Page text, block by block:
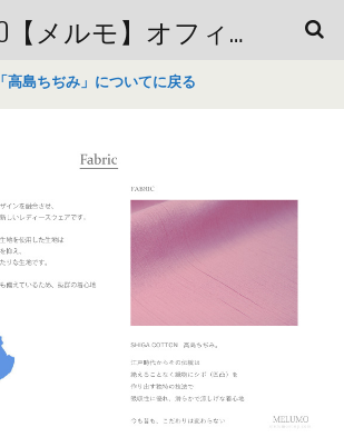
MELUMO【メルモ】オフィシャルブログ
「高島ちぢみ」についてに戻る